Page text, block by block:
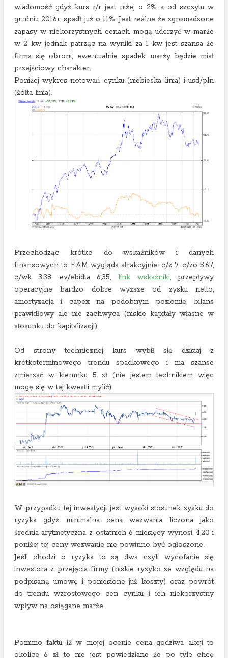
wiadomość gdyż kurs r/r jest niżej o 2% a od szczytu w
grudniu 2016r. spadł już o 11%. Jest realne że zgromadzone
zapasy w niekorzystnych cenach mogą uderzyć w marże
w 2 kw jednak patrząc na wyniki za 1 kw jest szansa że
firma się obroni, ewentualnie spadek marży będzie miał
przejściowy charakter.
Poniżej wykres notowań cynku (niebieska linia) i usd/pln
(żółta linia).
Przechodząc krótko do wskaźników i danych
finansowych to FAM wygląda atrakcyjnie, c/z 7, c/zo 5,67,
c/wk 3,38, ev/ebidta 6,35,link wskaźniki, przepływy
operacyjne bardzo dobre wyższe od zysku netto,
amortyzacja i capex na podobnym poziomie, bilans
prawidłowy ale nie zachwyca (niskie kapitały własne w
stosunku do kapitalizacji).
Od strony technicznej kurs wybił się dzisiaj z
krótkoterminowego trendu spadkowego i ma szanse
zmierzać w kierunku 5 zł (nie jestem technikiem więc
mogę się w tej kwestii mylić)
W przypadku tej inwestycji jest wysoki stosunek zysku do
ryzyka gdyż minimalna cena wezwania liczona jako
średnia arytmetyczna z ostatnich 6 miesięcy wynosi 4,20 i
poniżej tej ceny wezwanie nie powinno być ogłoszone.
Jeśli chodzi o ryzyka to są dwa czyli wycofanie się
inwestora z przejęcia firmy (niskie ryzyko ze względu na
podpisaną umowę i poniesione już koszty) oraz powrót
do trendu wzrostowego cen cynku i ich niekorzystny
wpływ na osiągane marże.
Pomimo faktu iż w mojej ocenie cena godziwa akcji to
okolice 6 zł to nie jest powiedziane że po tyle chcę